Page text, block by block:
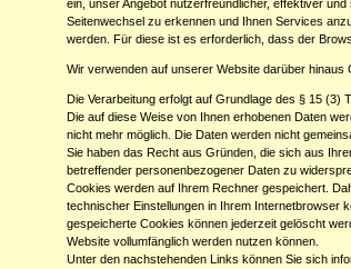
ein, unser Angebot nutzerfreundlicher, effektiver
Seitenwechsel zu erkennen und Ihnen Services
werden. Für diese ist es erforderlich, dass der
Wir verwenden auf unserer Website darüber
Die Verarbeitung erfolgt auf Grundlage des § 15
Die auf diese Weise von Ihnen erhobenen Daten
nicht mehr möglich. Die Daten werden nicht
Sie haben das Recht aus Gründen, die sich aus
betreffender personenbezogener Daten zu
Cookies werden auf Ihrem Rechner gespeichert.
technischer Einstellungen in Ihrem Internetbrowser
gespeicherte Cookies können jederzeit gelöscht
Website vollumfänglich werden nutzen können.
Unter den nachstehenden Links können Sie sich